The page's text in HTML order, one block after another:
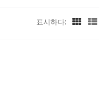
표시하다: